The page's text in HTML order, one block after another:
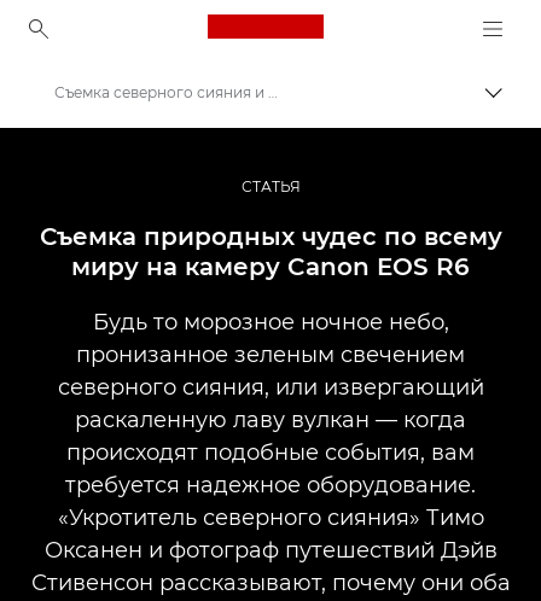
Canon Logo, back to
Профессиональная фото- и видеосъемка
Истории
Съемка северного сияния и вулканов с помощью камеры Canon EOS R6
СТАТЬЯ
Съемка природных чудес по всему
миру на камеру Canon EOS R6
Будь то морозное ночное небо,
пронизанное зеленым свечением
северного сияния, или извергающий
раскаленную лаву вулкан — когда
происходят подобные события, вам
требуется надежное оборудование.
«Укротитель северного сияния» Тимо
Оксанен и фотограф путешествий Дэйв
Стивенсон рассказывают, почему они оба